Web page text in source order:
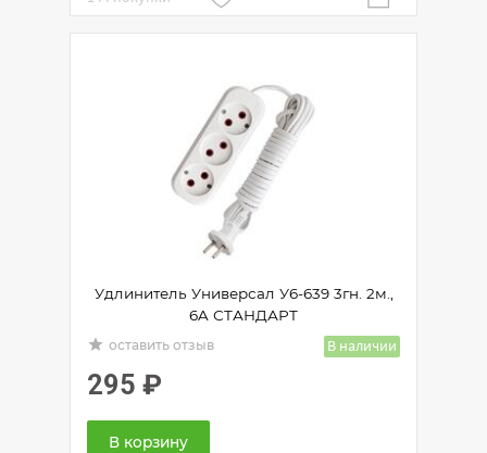
Удлинитель Универсал У6-639 3гн. 2м.,
6A СТАНДАРТ
grade оставить отзыв В наличии
295 ₽
В корзину